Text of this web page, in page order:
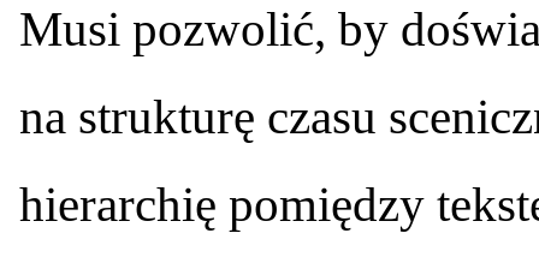
Musi pozwolić, by
na strukturę czasu
hierarchię pomiędzy